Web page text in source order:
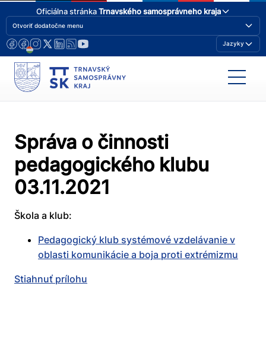
Oficiálna stránkaTrnavského samosprávneho kraja
Otvoriť dodatočne menu
Jazyky
Správa o činnosti
pedagogického klubu
03.11.2021
Škola a klub:
Pedagogický klub systémové vzdelávanie v
oblasti komunikácie a boja proti extrémizmu
Stiahnuť prílohu